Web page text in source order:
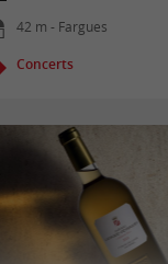
42 m - Fargues
Concerts